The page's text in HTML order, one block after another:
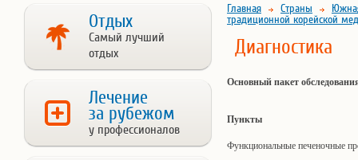
Отдых
Самый лучший
отдых
Лечение
за рубежом
у профессионалов
Главная Страны
традиционной корейской
Диагностика
Основный пакет
Пункты
Функциональные печеночные